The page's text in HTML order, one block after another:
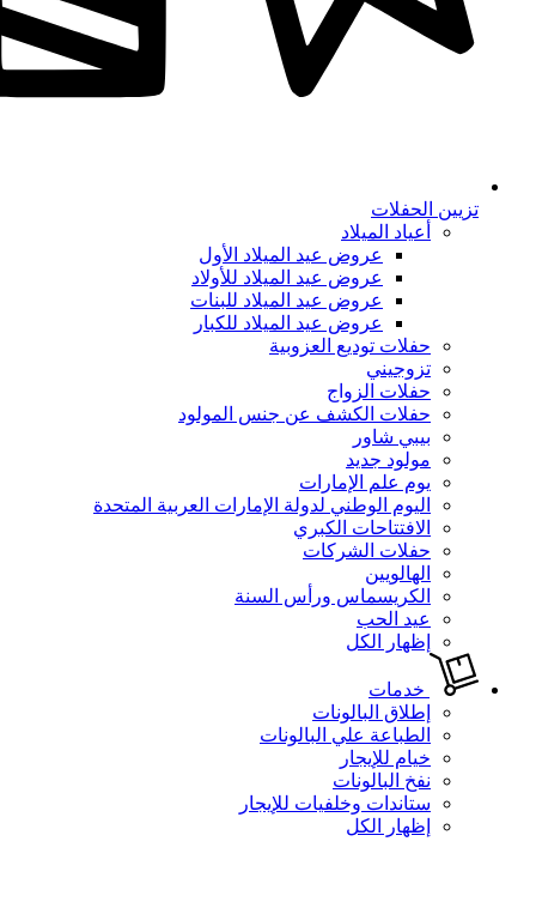
تزيين الحفلات
أعياد الميلاد
عروض عيد الميلاد الأول
عروض عيد الميلاد للأولاد
عروض عيد الميلاد للبنات
عروض عيد الميلاد للكبار
حفلات توديع العزوبية
تزوجيني
حفلات الزواج
حفلات الكشف عن جنس المولود
بيبي شاور
مولود جديد
يوم علم الإمارات
اليوم الوطني لدولة الإمارات العربية المتحدة
الافتتاحات الكبري
حفلات الشركات
الهالويين
الكريسماس ورأس السنة
عيد الحب
إظهار الكل
خدمات
إطلاق البالونات
الطباعة علي البالونات
خيام للإيجار
نفخ البالونات
ستاندات وخلفيات للإيجار
إظهار الكل